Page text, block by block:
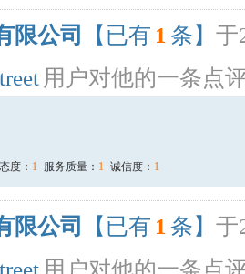
限公司 【已有 1 条】 于
用户对他的一条点
度： 1 服务质量： 1 诚信度： 1
限公司 【已有 1 条】 于
用户对他的一条点